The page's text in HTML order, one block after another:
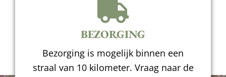
BEZORGING
Bezorging is mogelijk binnen een
straal van 10 kilometer. Vraag naar de